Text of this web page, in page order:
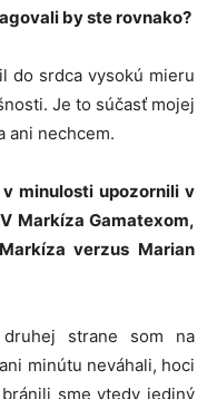
by ste rovnako?
do srdca vysokú mieru
Je to súčasť mojej
ani nechcem.
minulosti upozornili v
Markíza Gamatexom,
verzus Marian
strane som na
minútu neváhali, hoci
sme vtedy jediný